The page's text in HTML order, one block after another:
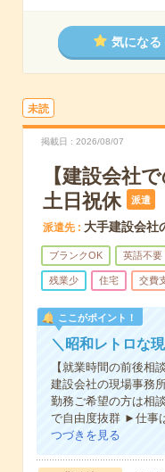
気になる
未読
掲載日 2026/08/07
【建設会社
土日祝休
派遣
派遣先 大手建設会社
ブランクOK 英語不要
残業少 住宅 交費
ここがポイント！
＼昭和レトロな
【就業時間の前後
建設会社の現場事務
勤務ご希望の方は相
で自由度抜群 ►仕事
つづきを見る